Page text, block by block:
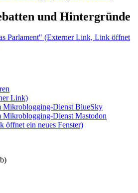
und Hintergründe
Parlament" (Externer Link, Link öffnet
Link)
Mikroblogging-Dienst BlueSky
Mikroblogging-Dienst Mastodon
öffnet ein neues Fenster)